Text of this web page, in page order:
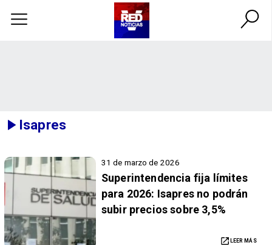
Isapres
31 de marzo de 2026
Superintendencia fija límites
para 2026: Isapres no podrán
subir precios sobre 3,5%
LEER MÁS